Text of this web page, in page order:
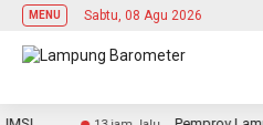
MENU Sabtu, 08 Agu 2026